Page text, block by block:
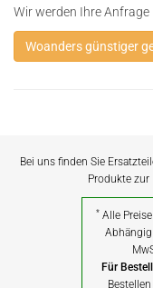
Wir werden Ihre Anfrage
Woanders günstiger
Bei uns finden Sie
Produkte zur
* Alle
Für